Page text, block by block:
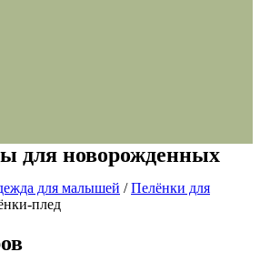
для новорожденных
для малышей /Пелёнки для
плед